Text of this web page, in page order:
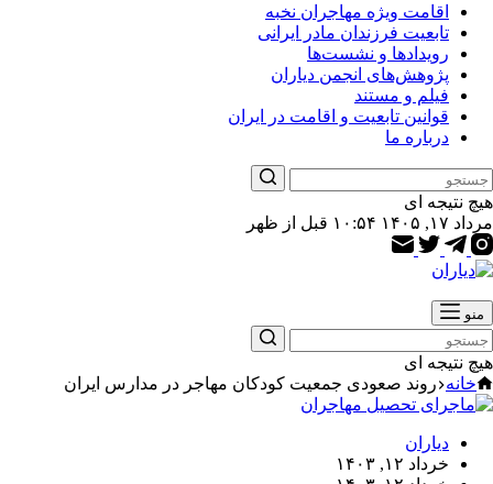
اقامت ویژه مهاجران نخبه
تابعیت فرزندان مادر ایرانی
رویدادها و نشست‌ها
پژوهش‌های انجمن دیاران
فیلم و مستند
قوانین تابعیت و اقامت در ایران
درباره ما
هیچ نتیجه ای
مرداد ۱۷, ۱۴۰۵ ۱۰:۵۴ قبل از ظهر
منو
هیچ نتیجه ای
خانه روند صعودی جمعیت کودکان مهاجر در مدارس ایران
دیاران
خرداد ۱۲, ۱۴۰۳